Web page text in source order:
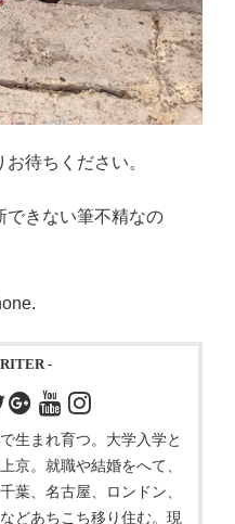
待ちください。
できない筆不精なの
-
生まれ育つ。大学入学と
京。就職や結婚をへて、
葉、名古屋、ロンドン、
どあちこち移り住む。現